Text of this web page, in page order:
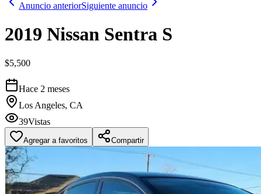
Anuncio anteriorSiguiente anuncio
2019 Nissan Sentra S
$5,500
Hace 2 meses
Los Angeles, CA
39Vistas
Agregar a favoritos Compartir